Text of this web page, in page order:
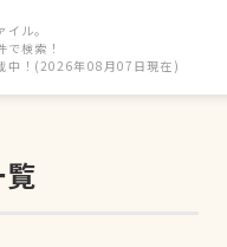
ル。
検索！
中！(2026年08月07日現在)